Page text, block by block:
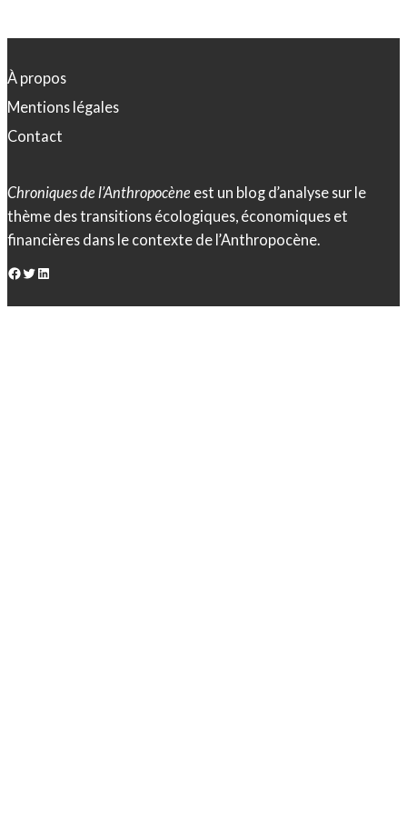
À propos
Mentions légales
Contact
Chroniques de l’Anthropocène est un blog d’analyse sur le
thème des transitions écologiques, économiques et
financières dans le contexte de l’Anthropocène.
Facebook Twitter LinkedIn